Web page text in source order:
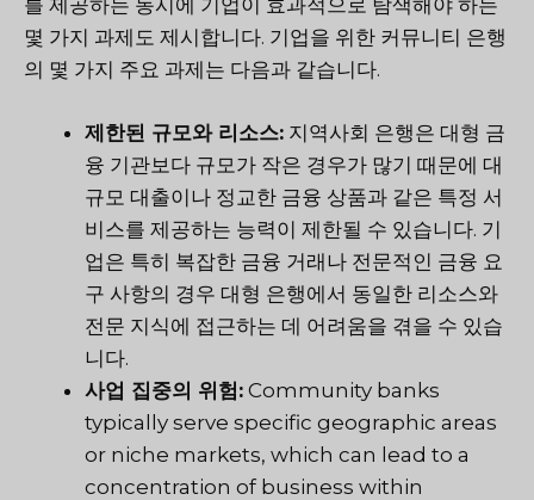
를 제공하는 동시에 기업이 효과적으로 탐색해야 하는
몇 가지 과제도 제시합니다. 기업을 위한 커뮤니티 은행
의 몇 가지 주요 과제는 다음과 같습니다.
제한된 규모와 리소스: 지역사회 은행은 대형 금
융 기관보다 규모가 작은 경우가 많기 때문에 대
규모 대출이나 정교한 금융 상품과 같은 특정 서
비스를 제공하는 능력이 제한될 수 있습니다. 기
업은 특히 복잡한 금융 거래나 전문적인 금융 요
구 사항의 경우 대형 은행에서 동일한 리소스와
전문 지식에 접근하는 데 어려움을 겪을 수 있습
니다.
사업 집중의 위험: Community banks
typically serve specific geographic areas
or niche markets, which can lead to a
concentration of business within